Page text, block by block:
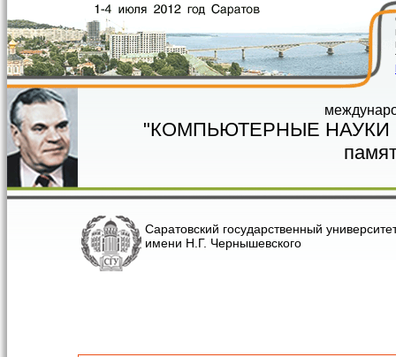
Перейти к основному содержанию
"КОМПЬЮТЕРНЫЕ
Саратовский государственный
имени Н.Г. Чернышевского